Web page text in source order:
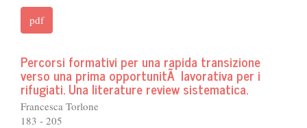
pdf
Percorsi formativi per una rapida transizione
verso una prima opportunitÃ lavorativa per i
rifugiati. Una literature review sistematica.
Francesca Torlone
183 - 205